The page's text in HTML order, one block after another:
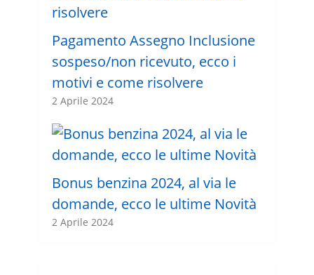
Pagamento Assegno Inclusione
sospeso/non ricevuto, ecco i
motivi e come risolvere
2 Aprile 2024
Bonus benzina 2024, al via le
domande, ecco le ultime Novità
2 Aprile 2024